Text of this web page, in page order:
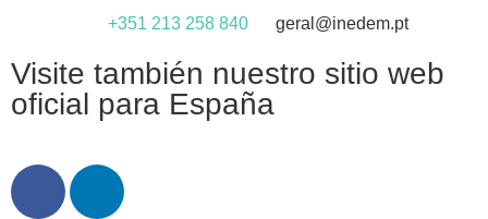
+351 213 258 840 geral@inedem.pt
Visite también nuestro sitio web
oficial para España